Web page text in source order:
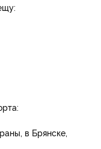
в Брянске,